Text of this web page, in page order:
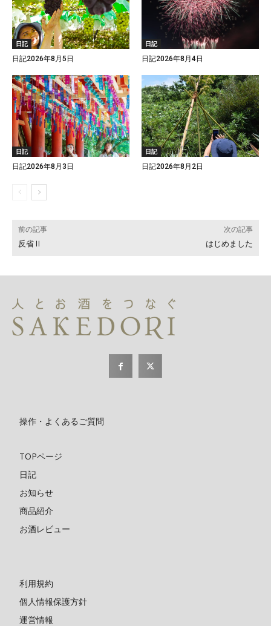
日記
日記2026年8月5日
日記
日記2026年8月4日
日記
日記2026年8月3日
日記
日記2026年8月2日
前の記事
反省Ⅱ
次の記事
はじめました
操作・よくあるご質問
TOPページ
日記
お知らせ
商品紹介
お酒レビュー
利用規約
個人情報保護方針
運営情報